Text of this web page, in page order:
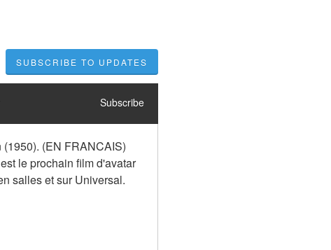
SUBSCRIBE TO UPDATES
Subscribe
(EN FRANCAIS)
le prochain film d'avatar
salles et sur Universal.